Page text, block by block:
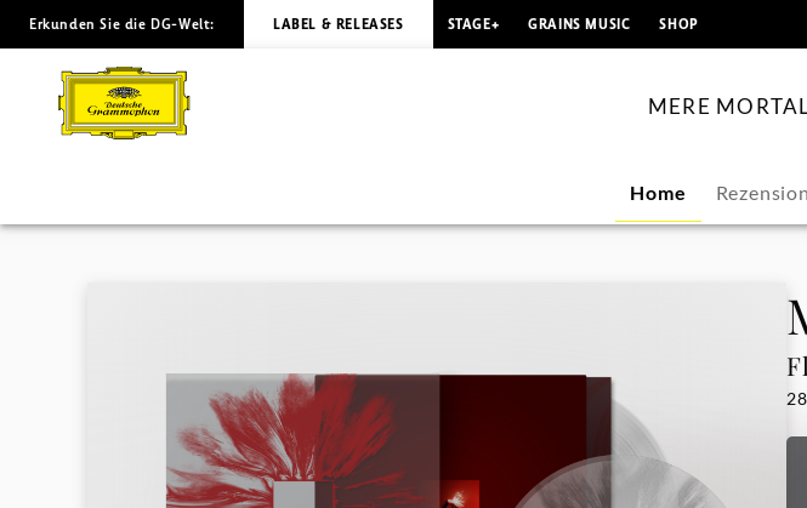
MERE
MORTALS
Points
Grammophon
Erkunden Sie die DG-Welt: LABEL & RELEASES STAGE+ GRAINS MUSIC SHOP
MERE
Home